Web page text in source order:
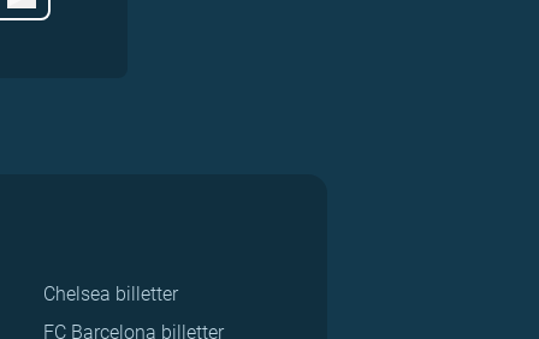
Chelsea billetter
FC Barcelona billetter